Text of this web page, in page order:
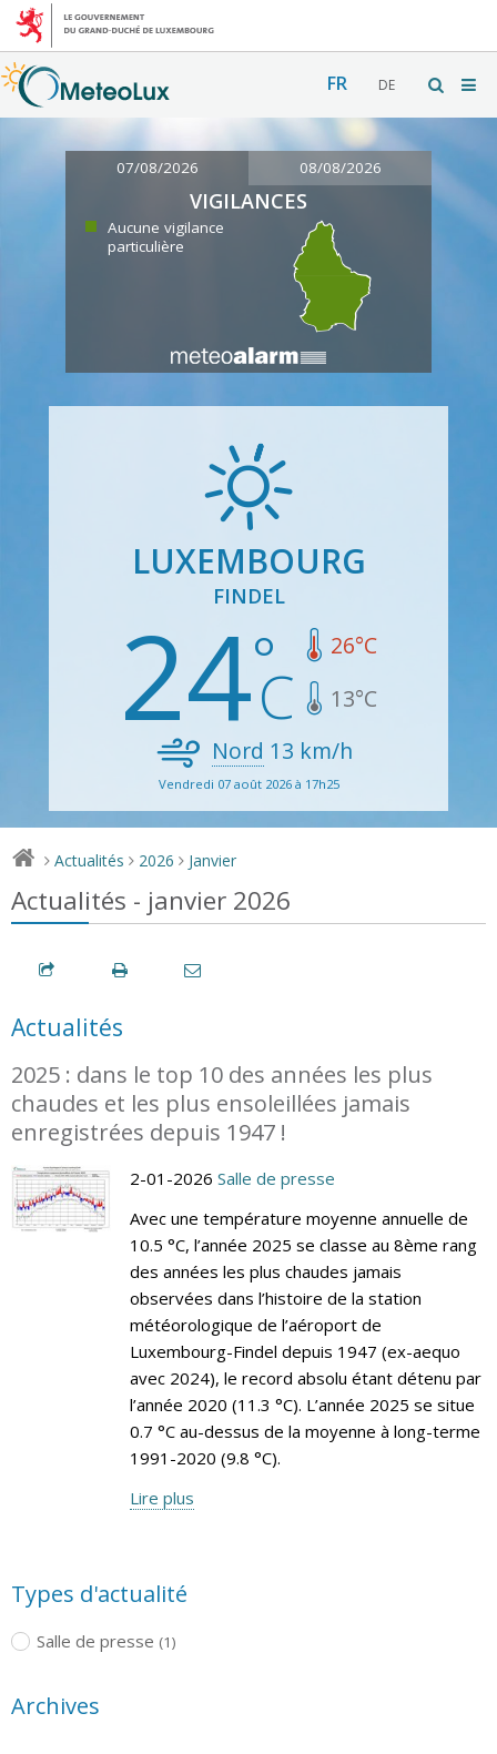
FR DE
07/08/2026 08/08/2026
VIGILANCES
Aucune vigilance
particulière
LUXEMBOURG
FINDEL
24 26°C
13°C
Nord 13 km/h
Vendredi 07 août 2026 à 17h25
> Actualités > 2026 > Janvier
Actualités - janvier 2026
Actualités
2025 : dans le top 10 des années les plus
chaudes et les plus ensoleillées jamais
enregistrées depuis 1947 !
2-01-2026 Salle de presse
Avec une température moyenne annuelle de
10.5 °C, l’année 2025 se classe au 8ème rang
des années les plus chaudes jamais
observées dans l’histoire de la station
météorologique de l’aéroport de
Luxembourg-Findel depuis 1947 (ex-aequo
avec 2024), le record absolu étant détenu par
l’année 2020 (11.3 °C). L’année 2025 se situe
0.7 °C au-dessus de la moyenne à long-terme
1991-2020 (9.8 °C).
Lire plus
Types d'actualité
Salle de presse (1)
Archives